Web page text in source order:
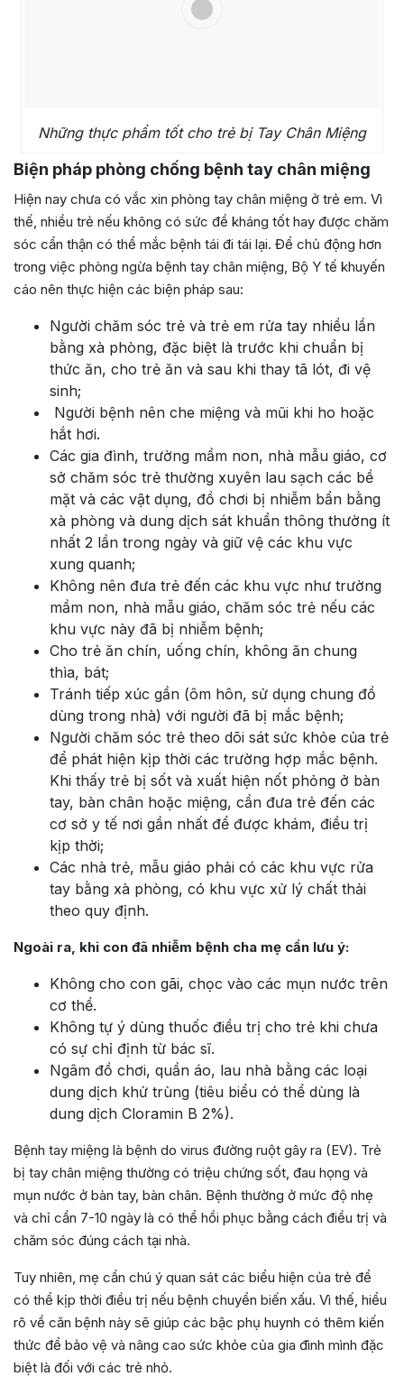
Những thực phẩm tốt cho trẻ bị Tay Chân Miệng
Biện pháp phòng chống bệnh tay chân miệng
Hiện nay chưa có vắc xin phòng tay chân miệng ở trẻ em. Vì
thế, nhiều trẻ nếu không có sức đề kháng tốt hay được chăm
sóc cẩn thận có thể mắc bệnh tái đi tái lại. Để chủ động hơn
trong việc phòng ngừa bệnh tay chân miệng, Bộ Y tế khuyến
cáo nên thực hiện các biện pháp sau:
Người chăm sóc trẻ và trẻ em rửa tay nhiều lần
bằng xà phòng, đặc biệt là trước khi chuẩn bị
thức ăn, cho trẻ ăn và sau khi thay tã lót, đi vệ
sinh;
Người bệnh nên che miệng và mũi khi ho hoặc
hắt hơi.
Các gia đình, trường mầm non, nhà mẫu giáo, cơ
sở chăm sóc trẻ thường xuyên lau sạch các bề
mặt và các vật dụng, đồ chơi bị nhiễm bẩn bằng
xà phòng và dung dịch sát khuẩn thông thường ít
nhất 2 lần trong ngày và giữ vệ các khu vực
xung quanh;
Không nên đưa trẻ đến các khu vực như trường
mầm non, nhà mẫu giáo, chăm sóc trẻ nếu các
khu vực này đã bị nhiễm bệnh;
Cho trẻ ăn chín, uống chín, không ăn chung
thìa, bát;
Tránh tiếp xúc gần (ôm hôn, sử dụng chung đồ
dùng trong nhà) với người đã bị mắc bệnh;
Người chăm sóc trẻ theo dõi sát sức khỏe của trẻ
để phát hiện kịp thời các trường hợp mắc bệnh.
Khi thấy trẻ bị sốt và xuất hiện nốt phỏng ở bàn
tay, bàn chân hoặc miệng, cần đưa trẻ đến các
cơ sở y tế nơi gần nhất để được khám, điều trị
kịp thời;
Các nhà trẻ, mẫu giáo phải có các khu vực rửa
tay bằng xà phòng, có khu vực xử lý chất thải
theo quy định.
Ngoài ra, khi con đã nhiễm bệnh cha mẹ cần lưu ý:
Không cho con gãi, chọc vào các mụn nước trên
cơ thể.
Không tự ý dùng thuốc điều trị cho trẻ khi chưa
có sự chỉ định từ bác sĩ.
Ngâm đồ chơi, quần áo, lau nhà bằng các loại
dung dịch khử trùng (tiêu biểu có thể dùng là
dung dịch Cloramin B 2%).
Bệnh tay miệng là bệnh do virus đường ruột gây ra (EV). Trẻ
bị tay chân miệng thường có triệu chứng sốt, đau họng và
mụn nước ở bàn tay, bàn chân. Bệnh thường ở mức độ nhẹ
và chỉ cần 7-10 ngày là có thể hồi phục bằng cách điều trị và
chăm sóc đúng cách tại nhà.
Tuy nhiên, mẹ cần chú ý quan sát các biểu hiện của trẻ để
có thể kịp thời điều trị nếu bệnh chuyển biến xấu. Vì thế, hiểu
rõ về căn bệnh này sẽ giúp các bậc phụ huynh có thêm kiến
thức để bảo vệ và nâng cao sức khỏe của gia đình mình đặc
biệt là đối với các trẻ nhỏ.